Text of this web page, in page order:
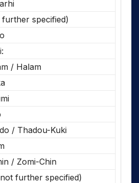
specified)
/ Halam
/ Thadou-Kuki
/ Zomi-Chin
further specified)